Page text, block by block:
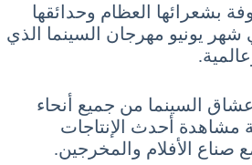
بشعرائها العظام وحدائقها
يونيو مهرجان السينما الذي
السينما من جميع أنحاء
مشاهدة أحدث الإنتاجات
صناع الأفلام والمخرجين.